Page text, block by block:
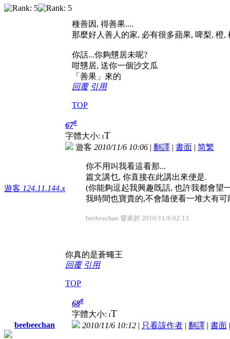
種善因, 得善果....
那麼好人善人的家, 必有很多蘋果, 啤梨, 橙,
你話...你夠戇居未呢?
咁戇居, 送你一個沙文瓜
「善果」來的
回覆 引用
TOP
遊客 124.11.144.x
67#
字體大小: tT
遊客 2010/11/6 10:06 | 翻譯 | 書面 | 简繁
你不用叫我看這看那...
篇文講乜, 你直接在此講出來便是.
(你能夠逗起我興趣既話, 也許我都會望
我時間也寶貴的,不會隨便看一堆大有
beebeechan 發表於 2010/11/6 02:13
你真的是蒼蠅王
回覆 引用
TOP
beebeechan
68#
字體大小: tT
2010/11/6 10:12 | 只看該作者 | 翻譯 | 書面